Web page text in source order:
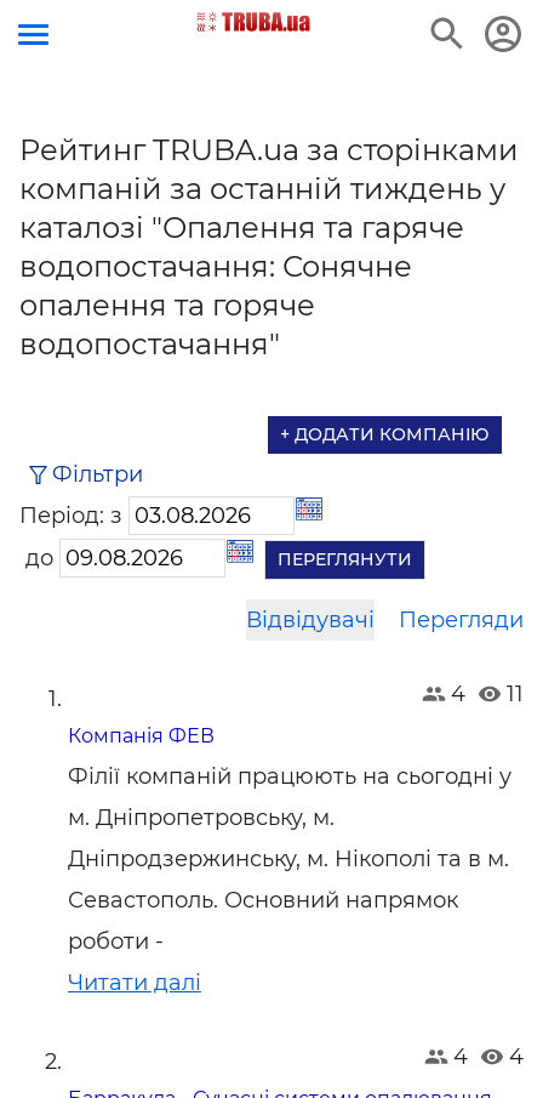
Рейтинг TRUBA.ua за сторінками
компаній за останній тиждень у
каталозі "Опалення та гаряче
водопостачання: Сонячне
опалення та горяче
водопостачання"
+ ДОДАТИ КОМПАНІЮ
Фільтри
Період: з
до
Відвідувачі Перегляди
4 11
Компанія ФЕВ
Філії компаній працюють на сьогодні у
м. Дніпропетровську, м.
Дніпродзержинську, м. Нікополі та в м.
Севастополь. Основний напрямок
роботи -
Читати далі
4 4